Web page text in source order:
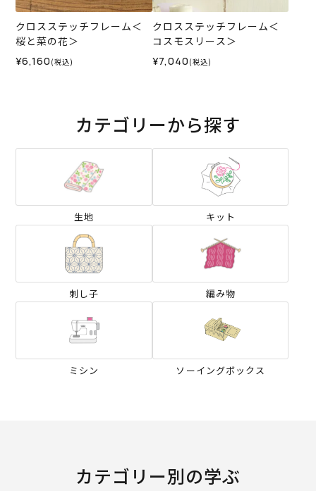
クロスステッチフレーム＜
桜と菜の花＞
¥6,160 (税込)
クロスステッチフレーム＜
コスモスリース＞
¥7,040 (税込)
カテゴリーから探す
生地 キット
刺し子 編み物
ミシン ソーイングボックス
カテゴリー別の学ぶ